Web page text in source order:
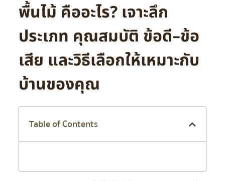
พื้นไม้ คืออะไร? เจาะลึก
ประเภท คุณสมบัติ ข้อดี–ข้อ
เสีย และวิธีเลือกให้เหมาะกับ
บ้านของคุณ
Table of Contents